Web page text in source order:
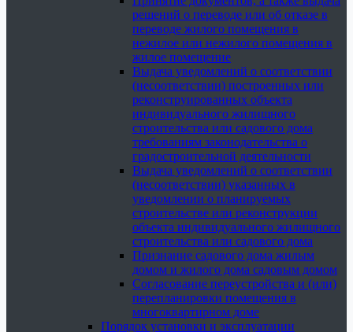
решений о переводе или об отказе в
переводе жилого помещения в
нежилое или нежилого помещения в
жилое помещение
Выдача уведомлений о соответствии
(несоответствии) построенных или
реконструированных объекта
индивидуального жилищного
строительства или садового дома
требованиям законодательства о
градостроительной деятельности
Выдача уведомлений о соответствии
(несоответствии) указанных в
уведомлении о планируемых
строительстве или реконструкции
объекта индивидуального жилищного
строительства или садового дома
Признание садового дома жилым
домом и жилого дома садовым домом
Согласование переустройства и (или)
перепланировки помещения в
многоквартирном доме
Порядок установки и эксплуатации